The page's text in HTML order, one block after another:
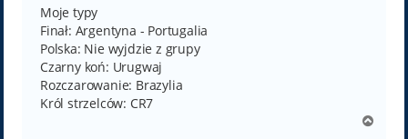
t
Moje typy
Finał: Argentyna - Portugalia
Polska: Nie wyjdzie z grupy
Czarny koń: Urugwaj
Rozczarowanie: Brazylia
Król strzelców: CR7